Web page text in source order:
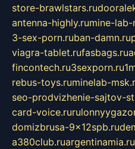
store-brawlstars.ru
antenna-highly.rumine-lab-
3-sex-porn.ruban-damn.ru
viagra-tablet.rufasbags.ru
fincontech.ru3sexporn.ru
rebus-toys.ruminelab-
seo-prodvizhenie-sajtov-
card-voice.ru
domizbrusa-9x12spb.ru
a380club.ruargentinamia.ru